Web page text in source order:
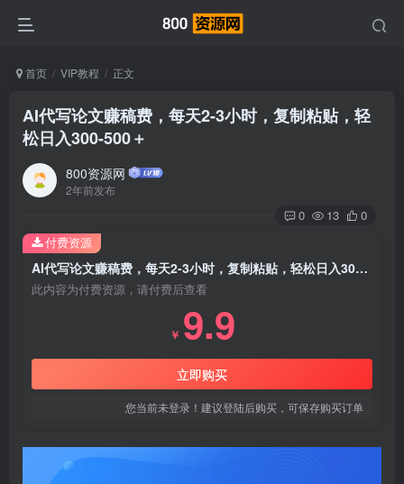
首页 VIP教程 正文
AI代写论文赚稿费，每天2-3小时，复制粘贴，轻
松日入300-500＋
800资源网
2年前发布
0 13 0
AI代写论文赚稿费，每天2-3小时，复制粘贴，轻松日入300-500＋
此内容为付费资源，请付费后查看
￥ 9.9
立即购买
您当前未登录！建议登陆后购买，可保存购买订单
付费资源